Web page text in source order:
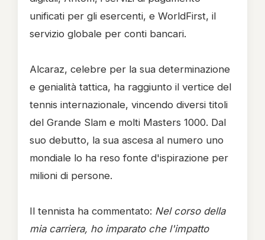
unificati per gli esercenti, e WorldFirst, il
servizio globale per conti bancari.
Alcaraz, celebre per la sua determinazione
e genialità tattica, ha raggiunto il vertice del
tennis internazionale, vincendo diversi titoli
del Grande Slam e molti Masters 1000. Dal
suo debutto, la sua ascesa al numero uno
mondiale lo ha reso fonte d'ispirazione per
milioni di persone.
Il tennista ha commentato: Nel corso della
mia carriera, ho imparato che l'impatto